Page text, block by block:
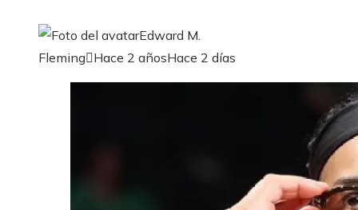
Edward M.
Fleming Hace 2 añosHace 2 días